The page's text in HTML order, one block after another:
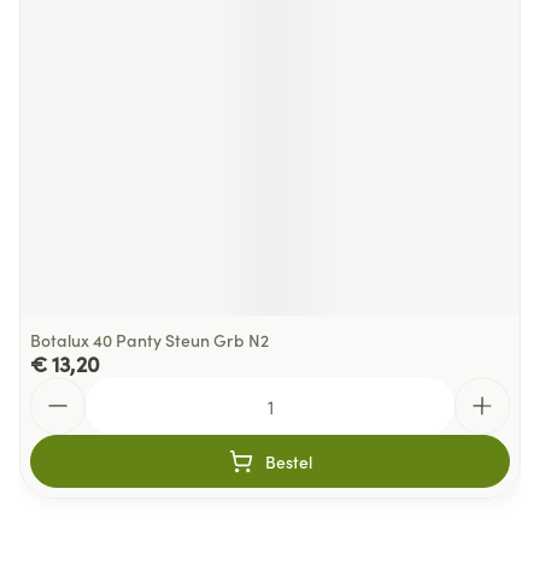
Botalux 40 Panty Steun Grb N2
€ 13,20
Bestel